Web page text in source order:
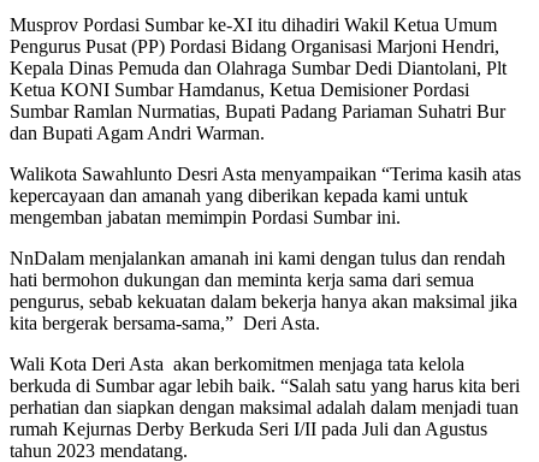
Musprov Pordasi Sumbar ke-XI itu dihadiri Wakil Ketua Umum
Pengurus Pusat (PP) Pordasi Bidang Organisasi Marjoni Hendri,
Kepala Dinas Pemuda dan Olahraga Sumbar Dedi Diantolani, Plt
Ketua KONI Sumbar Hamdanus, Ketua Demisioner Pordasi
Sumbar Ramlan Nurmatias, Bupati Padang Pariaman Suhatri Bur
dan Bupati Agam Andri Warman.
Walikota Sawahlunto Desri Asta menyampaikan “Terima kasih atas
kepercayaan dan amanah yang diberikan kepada kami untuk
mengemban jabatan memimpin Pordasi Sumbar ini.
NnDalam menjalankan amanah ini kami dengan tulus dan rendah
hati bermohon dukungan dan meminta kerja sama dari semua
pengurus, sebab kekuatan dalam bekerja hanya akan maksimal jika
kita bergerak bersama-sama,” Deri Asta.
Wali Kota Deri Asta akan berkomitmen menjaga tata kelola
berkuda di Sumbar agar lebih baik. “Salah satu yang harus kita beri
perhatian dan siapkan dengan maksimal adalah dalam menjadi tuan
rumah Kejurnas Derby Berkuda Seri I/II pada Juli dan Agustus
tahun 2023 mendatang.